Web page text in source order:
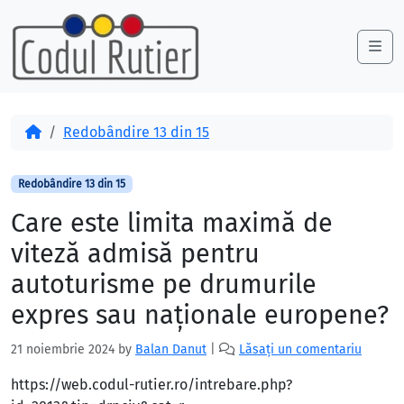
Skip to content
Skip to footer
AcasăRedobândire 13 din 15
Redobândire 13 din 15
Care este limita maximă de
viteză admisă pentru
autoturisme pe drumurile
expres sau naţionale europene?
21 noiembrie 2024 by Balan Danut Lăsați un comentariu
https://web.codul-rutier.ro/intrebare.php?